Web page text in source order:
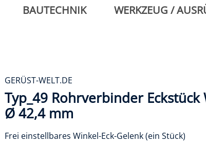
BAUTECHNIK WERKZEUG /
GERÜST-WELT.DE
Typ_49 Rohrverbinder
Ø 42,4 mm
Frei einstellbares Winkel-Eck-Gelenk (ein Stück)